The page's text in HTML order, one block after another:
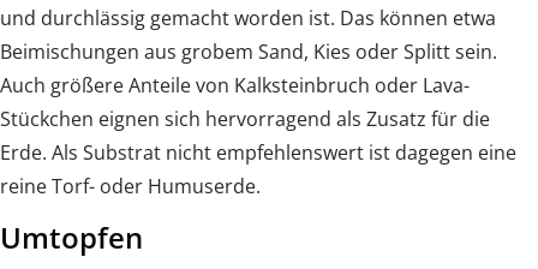
und durchlässig gemacht worden ist. Das können etwa
Beimischungen aus grobem Sand, Kies oder Splitt sein.
Auch größere Anteile von Kalksteinbruch oder Lava-
Stückchen eignen sich hervorragend als Zusatz für die
Erde. Als Substrat nicht empfehlenswert ist dagegen eine
reine Torf- oder Humuserde.
Umtopfen